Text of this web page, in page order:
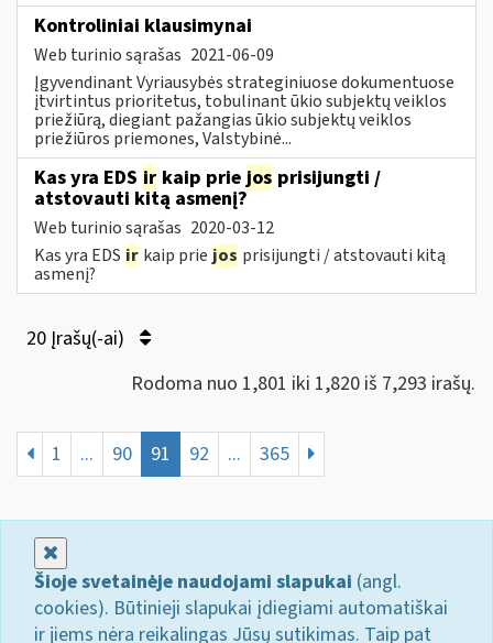
Kontroliniai klausimynai
Web turinio sąrašas 2021-06-09
Įgyvendinant Vyriausybės strateginiuose dokumentuose
įtvirtintus prioritetus, tobulinant ūkio subjektų veiklos
priežiūrą, diegiant pažangias ūkio subjektų veiklos
priežiūros priemones, Valstybinė...
Kas yra EDS ir kaip prie jos prisijungti /
atstovauti kitą asmenį?
Web turinio sąrašas 2020-03-12
Kas yra EDS ir kaip prie jos prisijungti / atstovauti kitą
asmenį?
20 Įrašų(-ai)
Rodoma nuo 1,801 iki 1,820 iš 7,293 irašų.
1 ... 90 91 92 ... 365
Šioje svetainėje naudojami slapukai (angl.
cookies). Būtinieji slapukai įdiegiami automatiškai
ir jiems nėra reikalingas Jūsų sutikimas. Taip pat